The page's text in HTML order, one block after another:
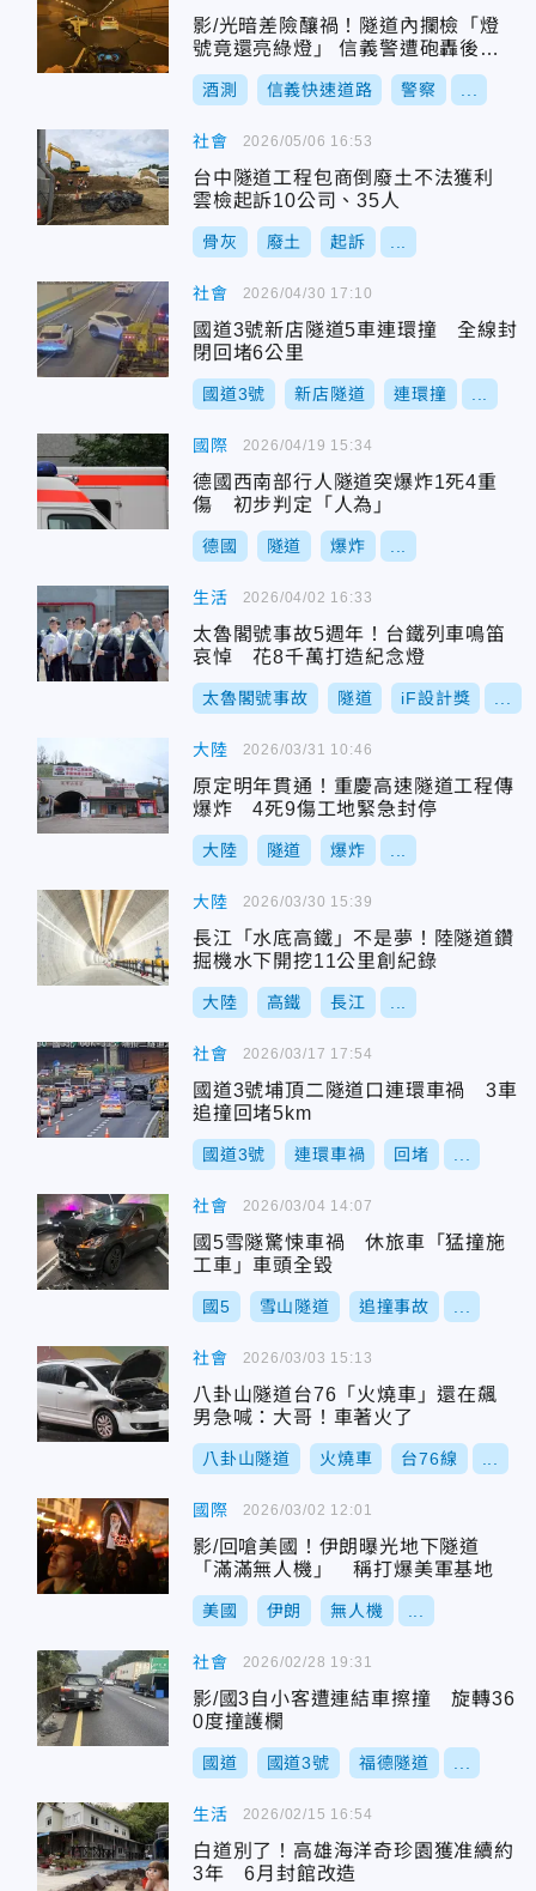
影/光暗差險釀禍！隧道內攔檢「燈
號竟還亮綠燈」 信義警遭砲轟後認
錯
酒測 信義快速道路 警察
社會
台中隧道工程包商倒廢土不法獲利
雲檢起訴10公司、35人
骨灰 廢土 起訴
2026/05/06 16:53
社會
國道3號新店隧道5車連環撞 全線封
閉回堵6公里
國道3號 新店隧道 連環撞
2026/04/30 17:10
國際
德國西南部行人隧道突爆炸1死4重
傷 初步判定「人為」
德國 隧道 爆炸
2026/04/19 15:34
生活
太魯閣號事故5週年！台鐵列車鳴笛
哀悼 花8千萬打造紀念燈
太魯閣號事故 隧道 iF設計獎
2026/04/02 16:33
大陸
原定明年貫通！重慶高速隧道工程傳
爆炸 4死9傷工地緊急封停
大陸 隧道 爆炸
2026/03/31 10:46
大陸
長江「水底高鐵」不是夢！陸隧道鑽
掘機水下開挖11公里創紀錄
大陸 高鐵 長江
2026/03/30 15:39
社會
國道3號埔頂二隧道口連環車禍 3車
追撞回堵5km
國道3號 連環車禍 回堵
2026/03/17 17:54
社會
國5雪隧驚悚車禍 休旅車「猛撞施
工車」車頭全毀
國5 雪山隧道 追撞事故
2026/03/04 14:07
社會
八卦山隧道台76「火燒車」還在飆
男急喊：大哥！車著火了
八卦山隧道 火燒車 台76線
2026/03/03 15:13
國際
影/回嗆美國！伊朗曝光地下隧道
「滿滿無人機」 稱打爆美軍基地
美國 伊朗 無人機
2026/03/02 12:01
社會
影/國3自小客遭連結車擦撞 旋轉36
0度撞護欄
國道 國道3號 福德隧道
2026/02/28 19:31
生活
白道別了！高雄海洋奇珍園獲准續約
3年 6月封館改造
2026/02/15 16:54